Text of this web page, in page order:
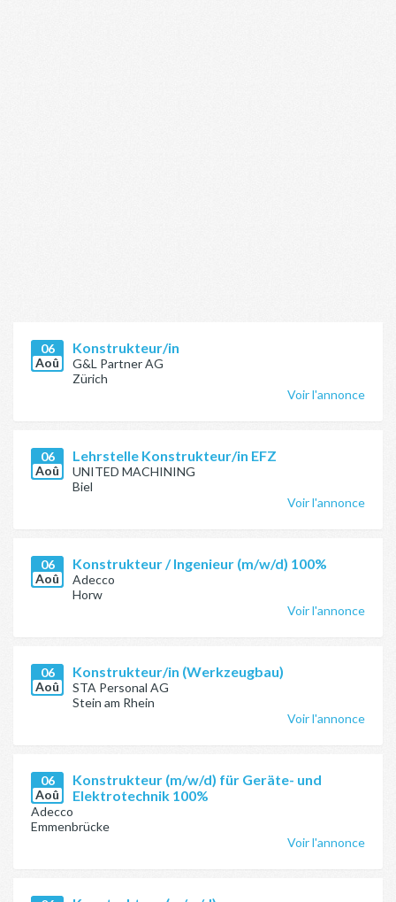
06
Aoû
Konstrukteur/in
G&L Partner AG
Zürich
Voir l'annonce
06
Aoû
Lehrstelle Konstrukteur/in EFZ
UNITED MACHINING
Biel
Voir l'annonce
06
Aoû
Konstrukteur / Ingenieur (m/w/d) 100%
Adecco
Horw
Voir l'annonce
06
Aoû
Konstrukteur/in (Werkzeugbau)
STA Personal AG
Stein am Rhein
Voir l'annonce
06
Aoû
Konstrukteur (m/w/d) für Geräte- und
Elektrotechnik 100%
Adecco
Emmenbrücke
Voir l'annonce